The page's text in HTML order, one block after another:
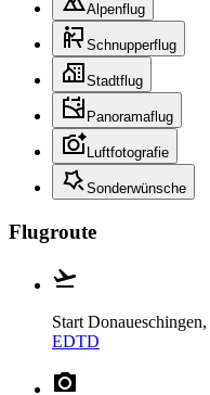
Alpenflug
Schnupperflug
Stadtflug
Panoramaflug
Luftfotografie
Sonderwünsche
Flugroute
Start Donaueschingen,
EDTD